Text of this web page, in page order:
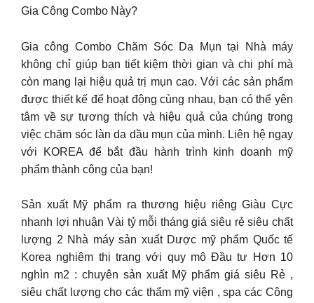
Gia Công Combo Này?
Gia công Combo Chăm Sóc Da Mụn tại Nhà máy
không chỉ giúp bạn tiết kiệm thời gian và chi phí mà
còn mang lại hiệu quả trị mụn cao. Với các sản phẩm
được thiết kế để hoạt động cùng nhau, bạn có thể yên
tâm về sự tương thích và hiệu quả của chúng trong
việc chăm sóc làn da dầu mụn của mình. Liên hệ ngay
với KOREA để bắt đầu hành trình kinh doanh mỹ
phẩm thành công của bạn!
Sản xuất Mỹ phẩm ra thương hiệu riêng Giàu Cực
nhanh lợi nhuận Vài tỷ mỗi tháng giá siêu rẻ siêu chất
lượng 2 Nhà máy sản xuất Dược mỹ phẩm Quốc tế
Korea nghiêm thị trang với quy mô Đầu tư Hơn 10
nghìn m2 : chuyên sản xuất Mỹ phẩm giá siêu Rẻ ,
siêu chất lượng cho các thẩm mỹ viện , spa các Công